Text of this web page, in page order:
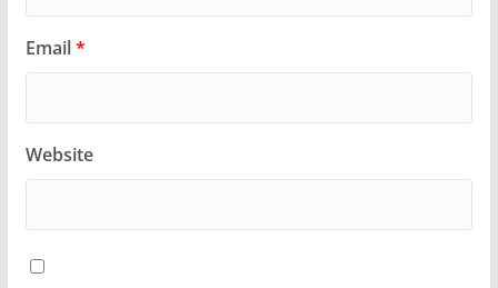
Email*
Website